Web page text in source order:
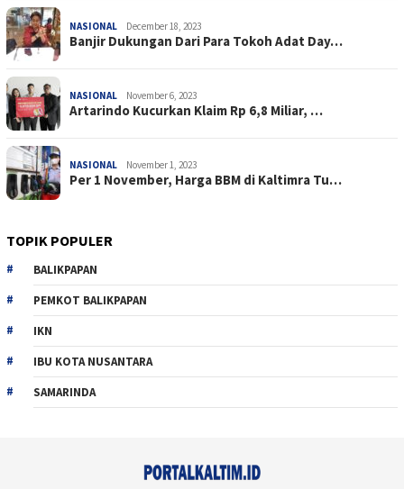
NASIONAL December 18, 2023
Banjir Dukungan Dari Para Tokoh Adat Day…
NASIONAL November 6, 2023
Artarindo Kucurkan Klaim Rp 6,8 Miliar, …
NASIONAL November 1, 2023
Per 1 November, Harga BBM di Kaltimra Tu…
TOPIK POPULER
BALIKPAPAN
PEMKOT BALIKPAPAN
IKN
IBU KOTA NUSANTARA
SAMARINDA